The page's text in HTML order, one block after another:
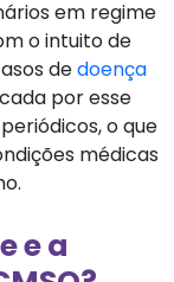
em regime
o intuito de
dedoença
por esse
o que
médicas
e a